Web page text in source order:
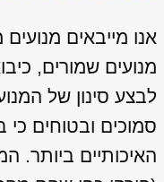
אנו מייבאים
מנועים שמורים,
לבצע סינון של
סמוכים ובטוחים
האיכותיים ביותר.